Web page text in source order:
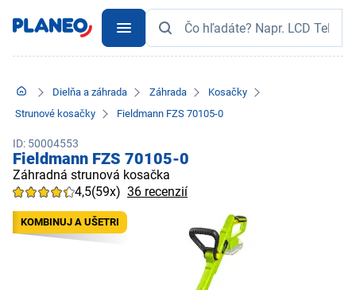
Dielňa a záhrada Záhrada
Kosačky
Strunové kosačky
Fieldmann FZS 70105-0
ID: 50004553
Fieldmann FZS 70105-0
Záhradná strunová kosačka
4,5(59x) 36 recenzií
KOMBINUJ A UŠETRI